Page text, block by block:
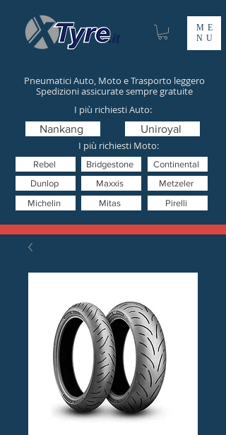
ME
NU
Pneumatici Auto, Moto e Trasporto leggero
Spedizioni assicurate sempre gratuite
I più richiesti Moto:
Mitas
Nankang
Pirelli
Uniroyal
Metzeler
Dunlop
Bridgestone Continental
Michelin
Rebel
I più richiesti Auto:
Maxxis